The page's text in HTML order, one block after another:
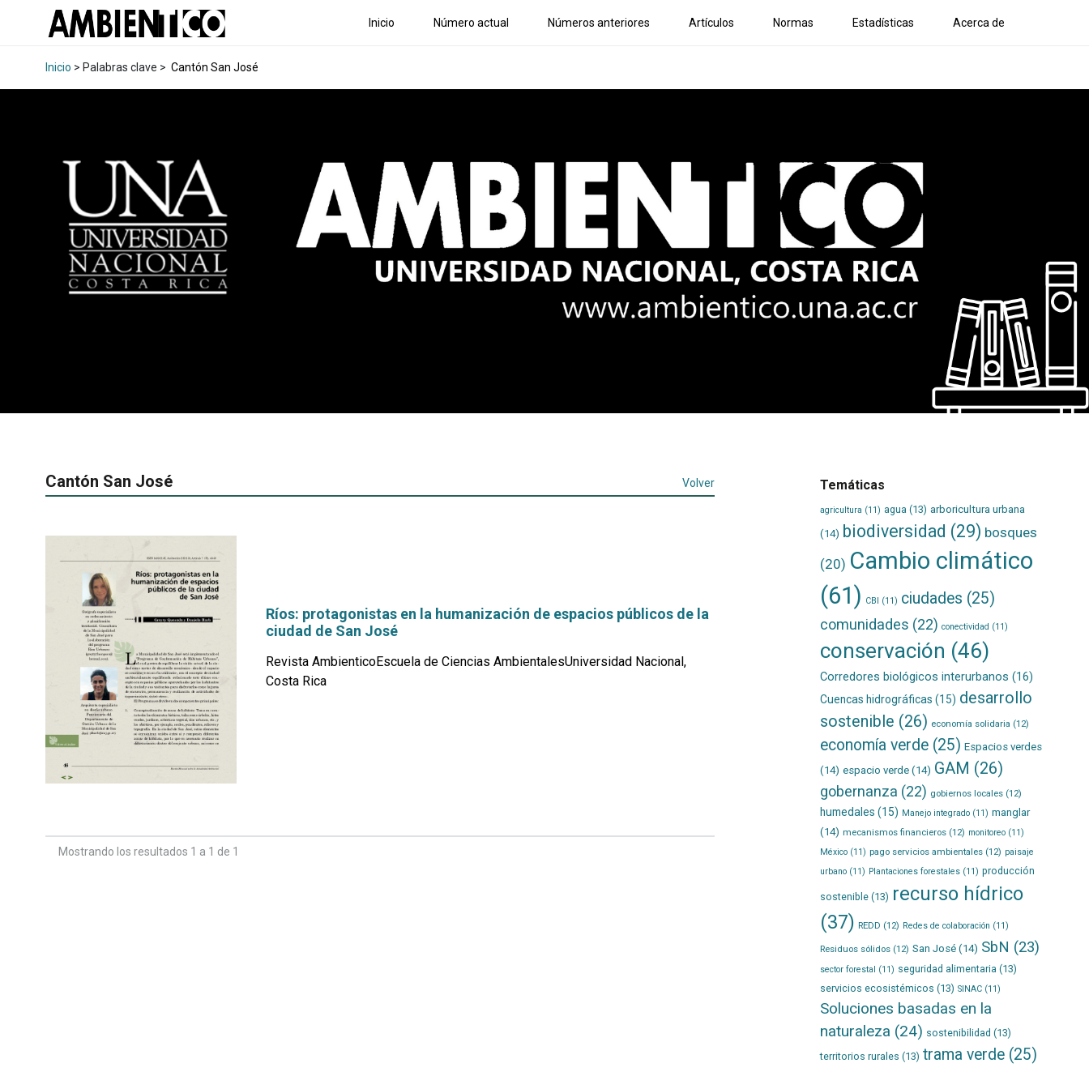
Inicio Número actual Números anteriores Artículos Normas Estadísticas Acerca de
Inicio > Palabras clave > Cantón San José
Cantón San José Volver
Ríos: protagonistas en la humanización de espacios públicos de la
ciudad de San José
Revista AmbienticoEscuela de Ciencias AmbientalesUniversidad Nacional,
Costa Rica
Mostrando los resultados 1 a 1 de 1
Temáticas
agricultura (11) agua (13) arboricultura urbana
(14) biodiversidad (29) bosques
(20) Cambio climático
(61) CBI (11) ciudades (25)
comunidades (22) conectividad (11)
conservación (46)
Corredores biológicos interurbanos (16)
Cuencas hidrográficas (15) desarrollo
sostenible (26) economía solidaria (12)
economía verde(25) Espacios verdes
(14) espacio verde(14) GAM (26)
gobernanza (22) gobiernos locales(12)
humedales (15) Manejo integrado(11) manglar
(14) mecanismos financieros(12) monitoreo(11)
México(11) pago servicios ambientales(12) paisaje
urbano(11) Plantaciones forestales(11) producción
sostenible(13) recurso hídrico
(37) REDD (12) Redes de colaboración (11)
Residuos sólidos(12) San José(14) SbN (23)
sector forestal (11) seguridad alimentaria (13)
servicios ecosistémicos (13) SINAC(11)
Soluciones basadas en la
naturaleza (24) sostenibilidad (13)
territorios rurales (13) trama verde(25)